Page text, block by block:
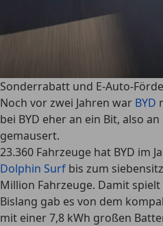
Sonderrabatt und E-Auto-
Noch vor zwei Jahren war BYD
bei BYD eher an ein Bit, also
gemausert.
23.360 Fahrzeuge hat BYD im
Dolphin Surf bis zum
Million Fahrzeuge. Damit spielt
Bislang gab es von dem
mit einer 7,8 kWh großen